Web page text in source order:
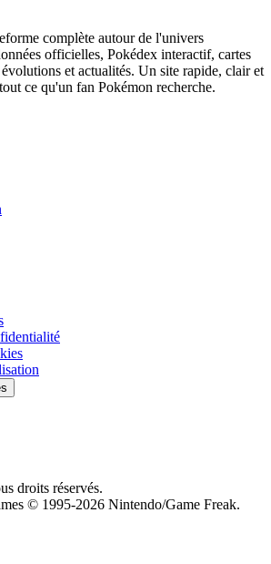
complète autour de l'univers
officielles, Pokédex interactif, cartes
et actualités. Un site rapide, clair et
ce qu'un fan Pokémon recherche.
droits réservés.
© 1995-2026 Nintendo/Game Freak.